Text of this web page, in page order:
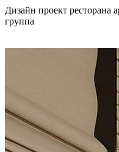
Дизайн проект ресторана
группа